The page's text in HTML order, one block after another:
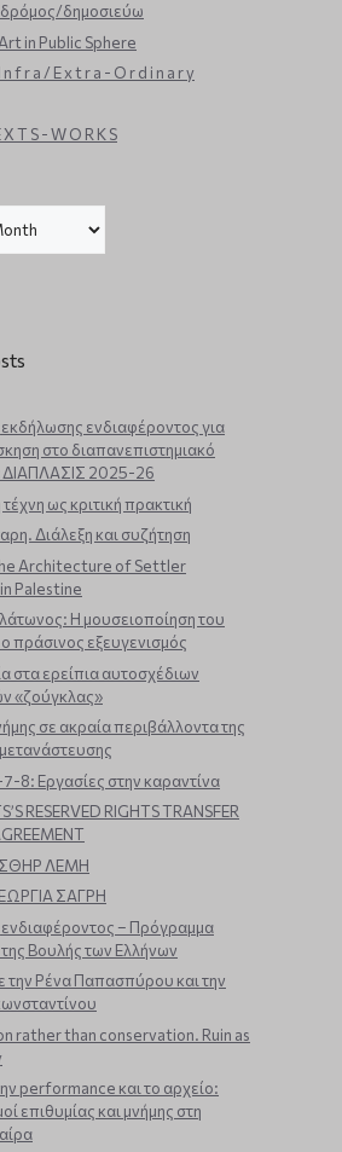
δημοσιεύω
in Public Sphere
f r a / E x t r a - O r d i n a r y
T S - W O R K S
ενδιαφέροντος για
στο διαπανεπιστημιακό
2025-26
ως κριτική πρακτική
Διάλεξη και συζήτηση
Architecture of Settler
Palestine
Η μουσειοποίηση του
πράσινος εξευγενισμός
στα ερείπια αυτοσχέδιων
«ζούγκλας»
σε ακραία περιβάλλοντα της
8: Εργασίες στην καραντίνα
RESERVED RIGHTS TRANSFER
ΛΕΜΗ
ΣΑΓΡΗ
– Πρόγραμμα
Βουλής των Ελλήνων
την Ρένα Παπασπύρου και την
rather than conservation. Ruin as
performance και το αρχείο:
επιθυμίας και μνήμης στη